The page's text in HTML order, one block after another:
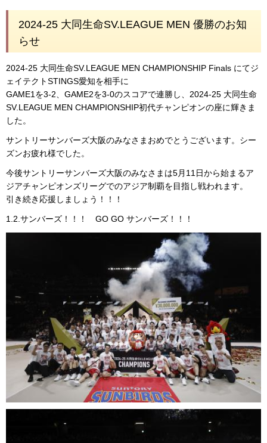
2024-25 大同生命SV.LEAGUE MEN 優勝のお知
らせ
2024-25 大同生命SV.LEAGUE MEN CHAMPIONSHIP Finals にてジ
ェイテクトSTINGS愛知を相手に
GAME1を3-2、GAME2を3-0のスコアで連勝し、2024-25 大同生命
SV.LEAGUE MEN CHAMPIONSHIP初代チャンピオンの座に輝きま
した。
サントリーサンバーズ大阪のみなさまおめでとうございます。シー
ズンお疲れ様でした。
今後サントリーサンバーズ大阪のみなさまは5月11日から始まるア
ジアチャンピオンズリーグでのアジア制覇を目指し戦われます。
引き続き応援しましょう！！！
1.2.サンバーズ！！！ GO GO サンバーズ！！！